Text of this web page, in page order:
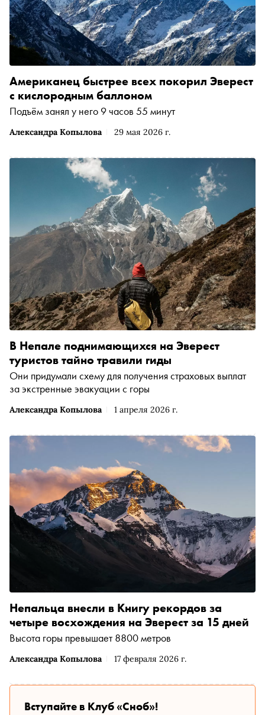
Александра Копылова 29 мая 2026 г.
Американец быстрее всех покорил Эверест
с кислородным баллоном
Подъём занял у него 9 часов 55 минут
Александра Копылова 1 апреля 2026 г.
В Непале поднимающихся на Эверест
туристов тайно травили гиды
Они придумали схему для получения страховых выплат
за экстренные эвакуации с горы
Александра Копылова 17 февраля 2026 г.
Непальца внесли в Книгу рекордов за
четыре восхождения на Эверест за 15 дней
Высота горы превышает 8800 метров
Вступайте в Клуб «Сноб»!